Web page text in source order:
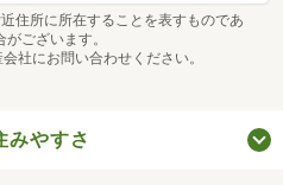
住所に所在することを表すものであ
ございます。
社にお問い合わせください。
みやすさ